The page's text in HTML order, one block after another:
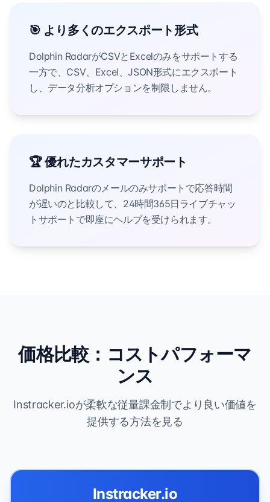
🎯 より多くのエクスポート形式
Dolphin RadarがCSVとExcelのみをサポートする
一方で、CSV、Excel、JSON形式にエクスポート
し、データ分析オプションを制限しません。
🏆 優れたカスタマーサポート
Dolphin Radarのメールのみサポートで応答時間
が遅いのと比較して、24時間365日ライブチャッ
トサポートで即座にヘルプを受けられます。
価格比較：コストパフォーマ
ンス
Instracker.ioが柔軟な従量課金制でより良い価値を
提供する方法を見る
Instracker.io